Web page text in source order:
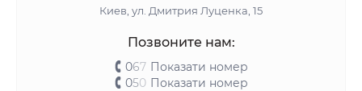
Киeв, ул. Дмитрия Луценка, 15
Позвоните нам:
067 Показати номер
050 Показати номер